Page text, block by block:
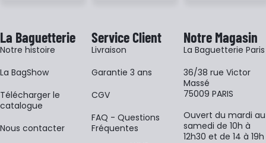
La Baguetterie
Notre histoire
La BagShow
​Télécharger le
catalogue
Nous contacter
Service Client
Livraison
Garantie 3 ans
CGV
FAQ - Questions
Fréquentes
Notre Magasin
La Baguetterie Paris
36/38 rue Victor
Massé
75009 PARIS
Ouvert du mardi au
samedi de 10h à
12h30 et de 14 à 19h